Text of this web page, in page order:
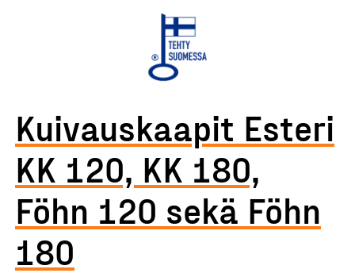
Kuivauskaapit Esteri
KK 120, KK 180,
Föhn 120 sekä Föhn
180